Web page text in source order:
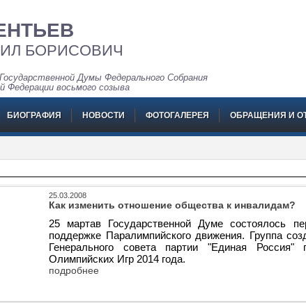
БОРИСОВИЧ
Думы Федерального Собрания
Федерации восьмого созыва
БИОГРАФИЯ НОВОСТИ ФОТОГАЛЕРЕЯ ОБРАЩЕНИЯ И
25.03.2008
Как изменить отношение общества к инвалидам?
25 мартав Государственной Думе состоялось
поддержке Паралимпийского движения. Группа
Генерального совета партии "Единая Россия"
Олимпийских Игр 2014 года.
подробнее